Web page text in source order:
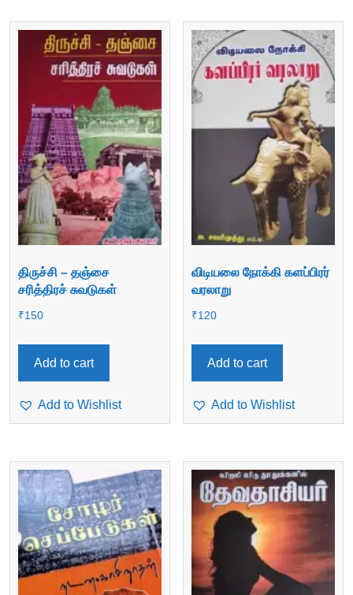
திருச்சி – தஞ்சை
சரித்திரச் சுவடுகள்
₹150
Add to cart
Add to Wishlist
விடியலை நோக்கி களப்பிரர்
வரலாறு
₹120
Add to cart
Add to Wishlist